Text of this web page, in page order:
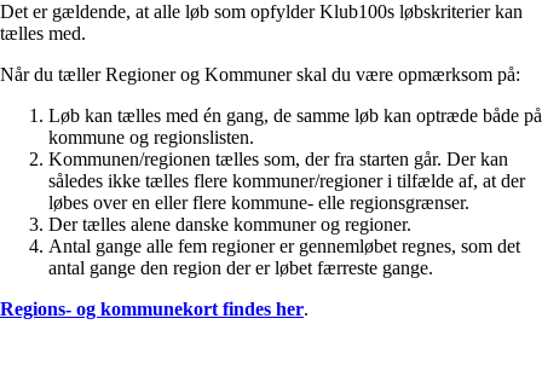
Det er gældende, at alle løb som opfylder Klub100s løbskriterier kan
tælles med.
Når du tæller Regioner og Kommuner skal du være opmærksom på:
Løb kan tælles med én gang, de samme løb kan optræde både på
kommune og regionslisten.
Kommunen/regionen tælles som, der fra starten går. Der kan
således ikke tælles flere kommuner/regioner i tilfælde af, at der
løbes over en eller flere kommune- elle regionsgrænser.
Der tælles alene danske kommuner og regioner.
Antal gange alle fem regioner er gennemløbet regnes, som det
antal gange den region der er løbet færreste gange.
Regions- og kommunekort findes her.